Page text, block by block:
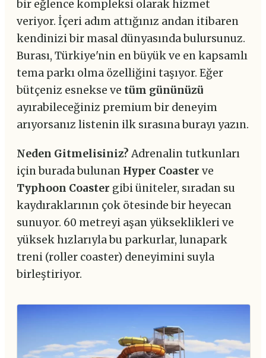
bir eğlence kompleksi olarak hizmet
veriyor. İçeri adım attığınız andan itibaren
kendinizi bir masal dünyasında bulursunuz.
Burası, Türkiye'nin en büyük ve en kapsamlı
tema parkı olma özelliğini taşıyor. Eğer
bütçeniz esnekse ve tüm gününüzü
ayırabileceğiniz premium bir deneyim
arıyorsanız listenin ilk sırasına burayı yazın.
Neden Gitmelisiniz?Adrenalin tutkunları
için burada bulunan Hyper Coaster ve
Typhoon Coaster gibi üniteler, sıradan su
kaydıraklarının çok ötesinde bir heyecan
sunuyor. 60 metreyi aşan yükseklikleri ve
yüksek hızlarıyla bu parkurlar, lunapark
treni (roller coaster) deneyimini suyla
birleştiriyor.